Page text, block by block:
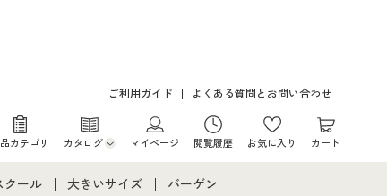
ご利用ガイド よくある質問とお問い合わせ
カテゴリ カタログ
カタログ・チラシからのご注文
マイページ 閲覧履歴 お気に入り カート
クール 大きいサイズ バーゲン